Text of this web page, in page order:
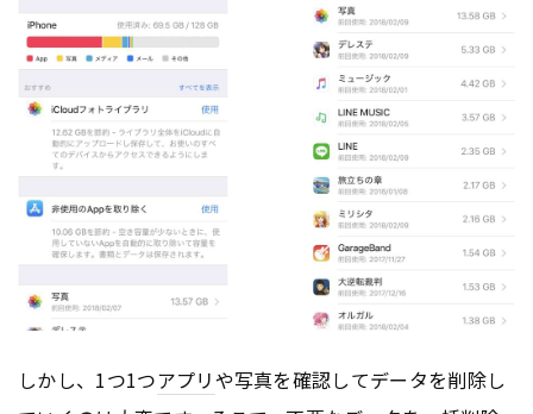
しかし、1つ1つアプリや写真を確認してデータを削除し